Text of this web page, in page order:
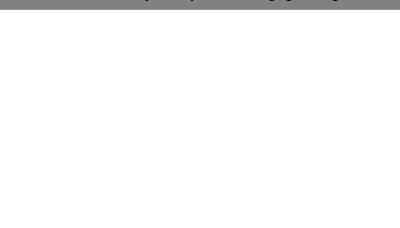
hur modern teknik kan användas för att överbrygga